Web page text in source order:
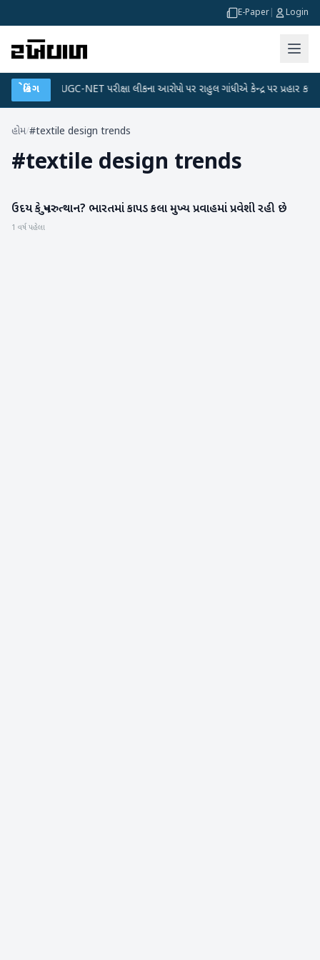
E-Paper Login
બ્રેકિંગ
● UGC-NET પરીક્ષા લીકના આરોપો પર રાહુલ ગાંધીએ કેન્દ્ર પર પ્રહાર કર્યા
હોમ/#textile design trends
#textile design trends
રાષ્ટ્રીય
ઉદય કે પુનરુત્થાન? ભારતમાં કાપડ કલા મુખ્ય પ્રવાહમાં પ્રવેશી રહી છે
1 વર્ષ પહેલા